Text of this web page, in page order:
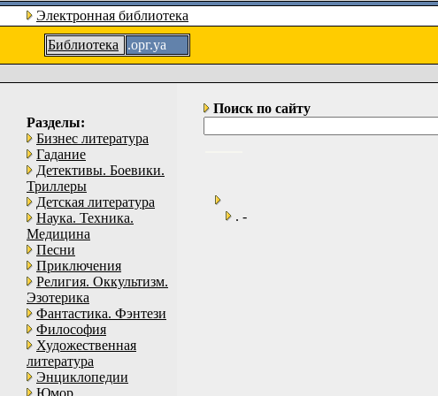
Электронная библиотека
Библиотека
.орг.уа
Разделы:
Бизнес литература
Гадание
Детективы. Боевики.
Триллеры
Детская литература
Наука. Техника.
Медицина
Песни
Приключения
Религия. Оккультизм.
Эзотерика
Фантастика. Фэнтези
Философия
Художественная
литература
Энциклопедии
Юмор
Поиск по сайту
. -